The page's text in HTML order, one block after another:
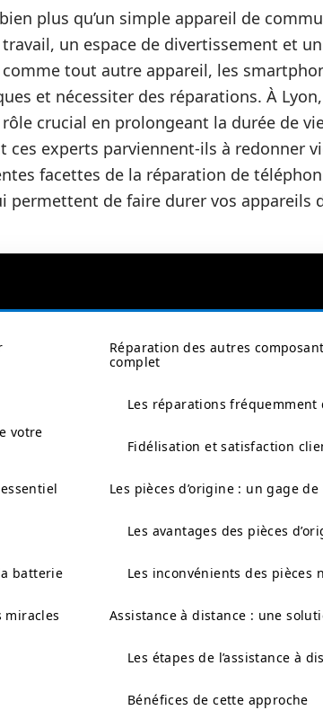
plus qu’un simple appareil de
un espace de divertissement et
tout autre appareil, les
et nécessiter des réparations. À
crucial en prolongeant la durée de
ces experts parviennent-ils à redonner
facettes de la réparation de
permettent de faire durer vos appareils
votre
batterie
miracles
Réparation des autres
complet
Les réparations fréquemment
Fidélisation et satisfaction
Les pièces d’origine : un gage
Les avantages des pièces
Les inconvénients des pièces
Assistance à distance : une
Les étapes de l’assistance à
Bénéfices de cette approche